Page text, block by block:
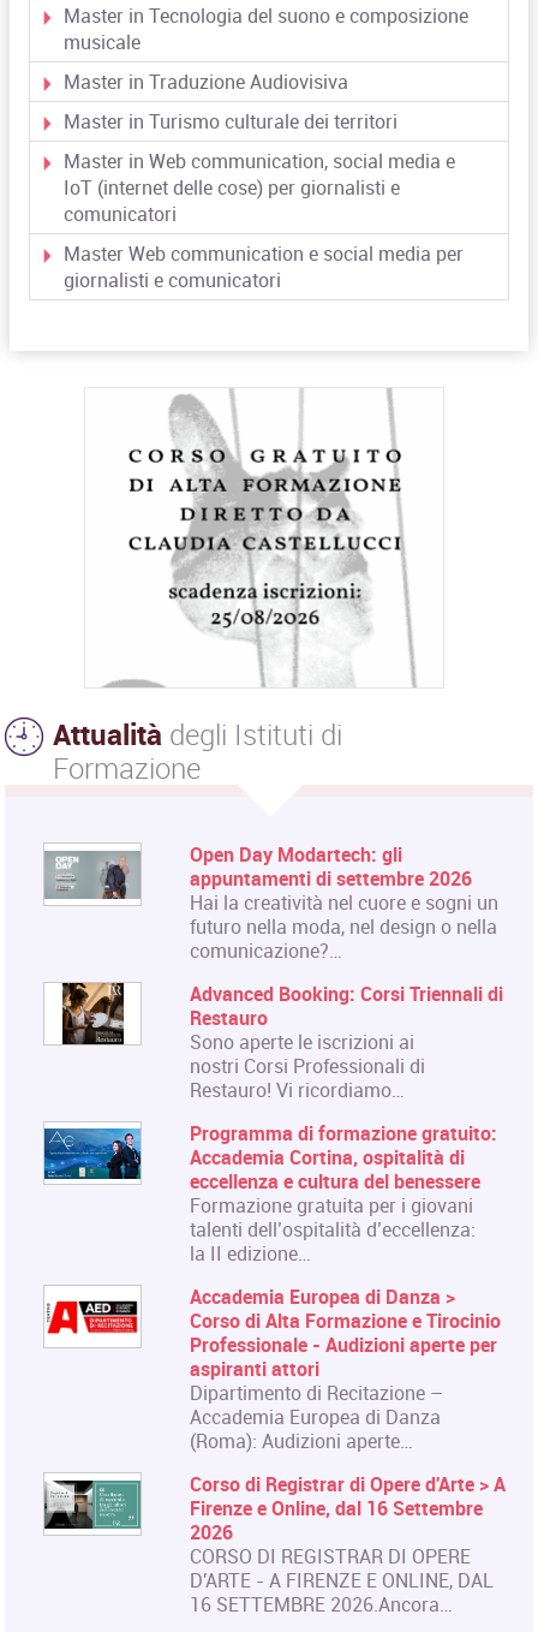
Master in Tecnologia del suono e composizione
musicale
Master in Traduzione Audiovisiva
Master in Turismo culturale dei territori
Master in Web communication, social media e
IoT (internet delle cose) per giornalisti e
comunicatori
Master Web communication e social media per
giornalisti e comunicatori
Attualità degli Istituti di
Formazione
Open Day Modartech: gli
appuntamenti di settembre 2026
Hai la creatività nel cuore e sogni un
futuro nella moda, nel design o nella
comunicazione?…
Advanced Booking: Corsi Triennali di
Restauro
Sono aperte le iscrizioni ai
nostri Corsi Professionali di
Restauro! Vi ricordiamo…
Programma di formazione gratuito:
Accademia Cortina, ospitalità di
eccellenza e cultura del benessere
Formazione gratuita per i giovani
talenti dell’ospitalità d’eccellenza:
la II edizione…
Accademia Europea di Danza >
Corso di Alta Formazione e Tirocinio
Professionale - Audizioni aperte per
aspiranti attori
Dipartimento di Recitazione –
Accademia Europea di Danza
(Roma): Audizioni aperte…
Corso di Registrar di Opere d'Arte > A
Firenze e Online, dal 16 Settembre
2026
CORSO DI REGISTRAR DI OPERE
D'ARTE - A FIRENZE E ONLINE, DAL
16 SETTEMBRE 2026.Ancora…